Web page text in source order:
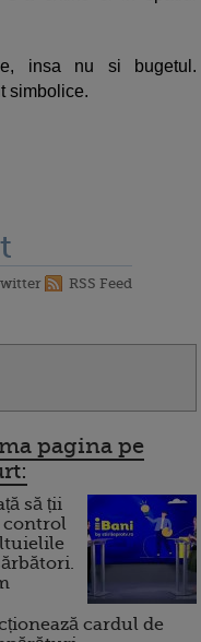
insa nu si bugetul.
simbolice.
RSS Feed
pagina pe
să ții
control
cardul de